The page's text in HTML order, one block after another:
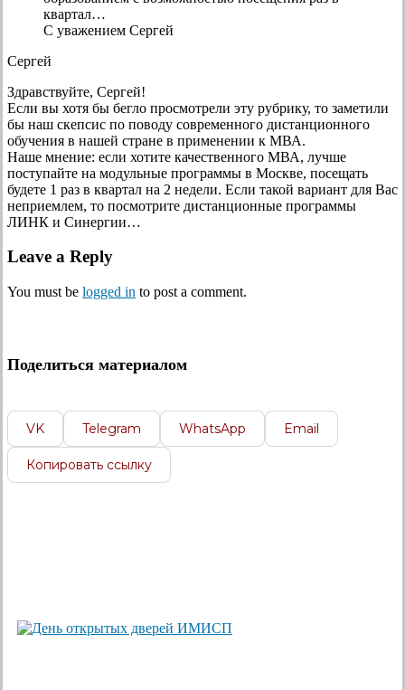
квартал…
С уважением Сергей
Сергей
Здравствуйте, Сергей!
Если вы хотя бы бегло просмотрели эту рубрику, то заметили
бы наш скепсис по поводу современного дистанционного
обучения в нашей стране в применении к МВА.
Наше мнение: если хотите качественного МВА, лучше
поступайте на модульные программы в Москве, посещать
будете 1 раз в квартал на 2 недели. Если такой вариант для Вас
неприемлем, то посмотрите дистанционные программы
ЛИНК и Синергии…
Leave a Reply
You must be logged in to post a comment.
Поделиться материалом
VK Telegram WhatsApp Email
Копировать ссылку